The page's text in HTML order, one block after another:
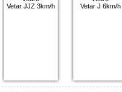
Vetar JJZ 3km/h
Vetar J 6km/h